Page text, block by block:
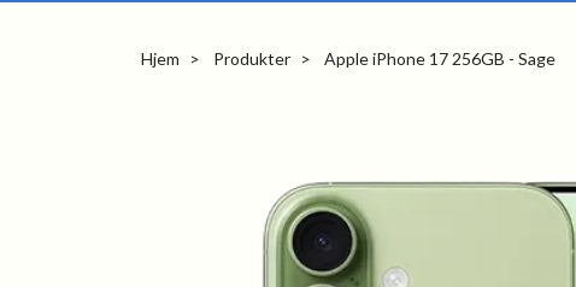
Hjem Produkter Apple iPhone 17 256GB - Sage